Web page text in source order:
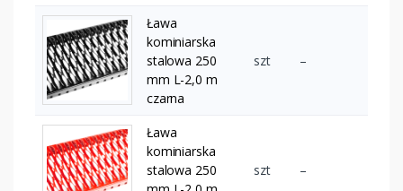
Ława
kominiarska
stalowa 250
mm L-2,0 m
czarna
szt –
Ława
kominiarska
stalowa 250
szt –